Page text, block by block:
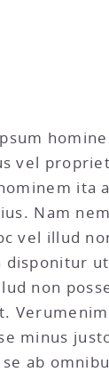
vel
ita
Nam
vel illud
disponitur
non
minus
ab